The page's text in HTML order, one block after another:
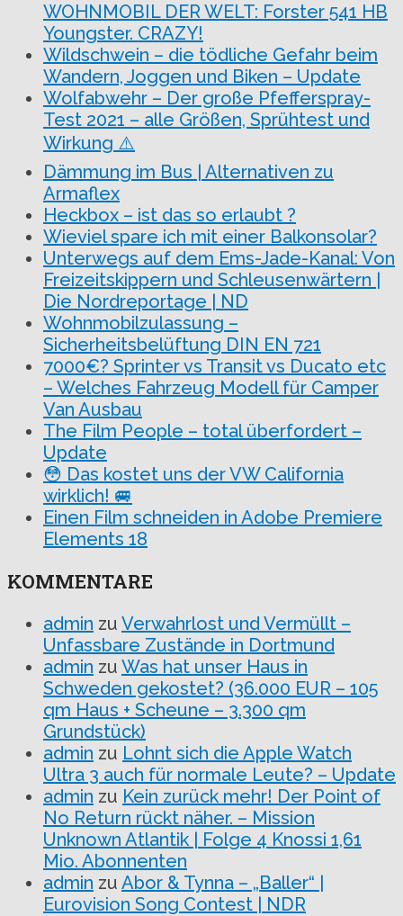
WOHNMOBIL DER WELT: Forster 541 HB
Youngster. CRAZY!
Wildschwein – die tödliche Gefahr beim
Wandern, Joggen und Biken – Update
Wolfabwehr – Der große Pfefferspray-
Test 2021 – alle Größen, Sprühtest und
Wirkung ⚠️
Dämmung im Bus | Alternativen zu
Armaflex
Heckbox – ist das so erlaubt ?
Wieviel spare ich mit einer Balkonsolar?
Unterwegs auf dem Ems-Jade-Kanal: Von
Freizeitskippern und Schleusenwärtern |
Die Nordreportage | ND
Wohnmobilzulassung –
Sicherheitsbelüftung DIN EN 721
7000€? Sprinter vs Transit vs Ducato etc
– Welches Fahrzeug Modell für Camper
Van Ausbau
The Film People – total überfordert –
Update
😳 Das kostet uns der VW California
wirklich! 🚐
Einen Film schneiden in Adobe Premiere
Elements 18
KOMMENTARE
admin zu Verwahrlost und Vermüllt –
Unfassbare Zustände in Dortmund
admin zu Was hat unser Haus in
Schweden gekostet? (36.000 EUR – 105
qm Haus + Scheune – 3.300 qm
Grundstück)
admin zu Lohnt sich die Apple Watch
Ultra 3 auch für normale Leute? – Update
admin zu Kein zurück mehr! Der Point of
No Return rückt näher. – Mission
Unknown Atlantik | Folge 4 Knossi 1,61
Mio. Abonnenten
admin zu Abor & Tynna – „Baller“ |
Eurovision Song Contest | NDR